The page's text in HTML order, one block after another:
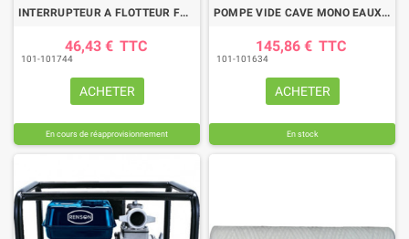
INTERRUPTEUR A FLOTTEUR FONCT REMPLI CABLE 5M
46,43 € TTC
101-101744
ACHETER
En cours de réapprovisionnement
POMPE VIDE CAVE MONO EAUX CHARGEES 0,75KW
145,86 € TTC
101-101634
ACHETER
En stock